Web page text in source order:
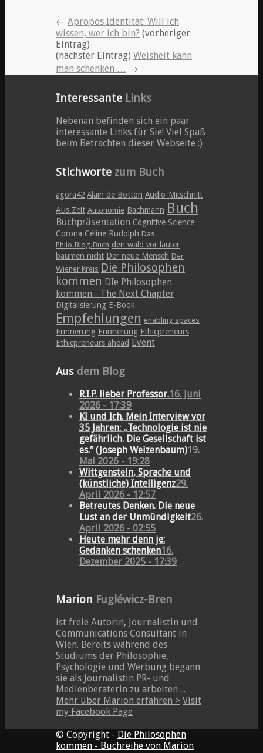
← Apropos Identität: Will ich
wissen, wer ich bin? (vorheriger
Eintrag)
(nächster Eintrag) Weisheit kann
man schenken … →
Interessante Links
Nebenan befinden sich ein paar
interessante Links für Sie! Viel Spaß
beim Betrachten dieser Webseite :)
Stichworte zum Buch
agora42 Alain de Botton Audio-Mitschnitt
Aus.Zeit Autonomie Bachmann Buch
Buchpräsentation Cognitive Science
Corona Céline Rudolph Das
Philo.Blog.Buch den wald vor lauter
bäumen nicht Der neue Mensch Der
Wiener Kreis Die Philosophen
kommen DIe Philosophen
kommen - The Next Chapter
Digitalisierung E-Book
Empfehlungen enabling spaces
Erinnerung Erinnerung Ethicpreneurs
Ethicpreneurs ahead Event
Aus dem Blog
R.I.P. lieber Professor.16. Juni
2026 - 17:39
KI und Ich. Mein Interview vor
35 Jahren: „Technologie ist nie
gefährlich. Die Gesellschaft ist
es.“ (Joseph Weizenbaum)19.
Mai 2026 - 19:28
Wittgenstein, Sprache und
(künstliche) Intelligenz29.
April 2026 - 12:57
Betreutes Denken. Die neue
Lust an der Unmündigkeit26.
April 2026 - 02:55
Heute mehr denn je:
Gedanken schenken16.
Dezember 2025 - 17:39
Marion Fugléwicz-Bren
ist freie Autorin, Journalistin und
Communications Consultant in
Wien. Bereits während des
Studiums der Philosophie,
Psychologie und Werbung begann
sie als Journalistin PR- und
Medienberaterin zu arbeiten ...
Mehr über Marion erfahren > Visit
my Facebook Page
© Copyright - Die Philosophen
kommen - Buchreihe von Marion